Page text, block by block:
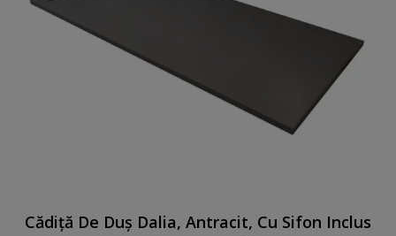
Cădiță De Duș Dalia, Antracit, Cu Sifon Inclus